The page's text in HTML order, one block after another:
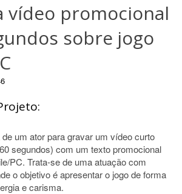
vídeo promocional
sobre jogo
um ator para gravar um vídeo curto
segundos) com um texto promocional
PC. Trata-se de uma atuação com
o objetivo é apresentar o jogo de forma
e carisma.